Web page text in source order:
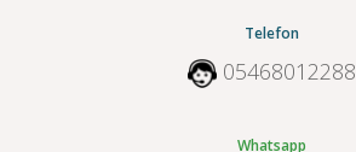
Telefon
05468012288
Whatsapp